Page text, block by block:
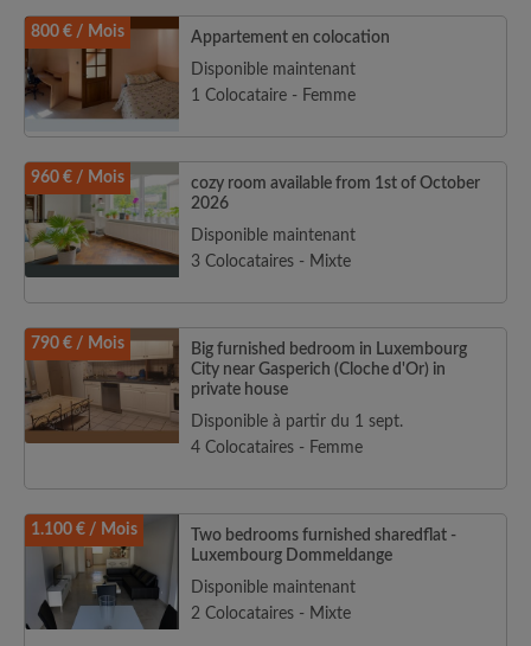
800 € / Mois
Appartement en colocation
Disponible maintenant
1 Colocataire - Femme
960 € / Mois
cozy room available from 1st of October
2026
Disponible maintenant
3 Colocataires - Mixte
790 € / Mois
Big furnished bedroom in Luxembourg
City near Gasperich (Cloche d'Or) in
private house
Disponible à partir du 1 sept.
4 Colocataires - Femme
1.100 € / Mois
Two bedrooms furnished sharedflat -
Luxembourg Dommeldange
Disponible maintenant
2 Colocataires - Mixte